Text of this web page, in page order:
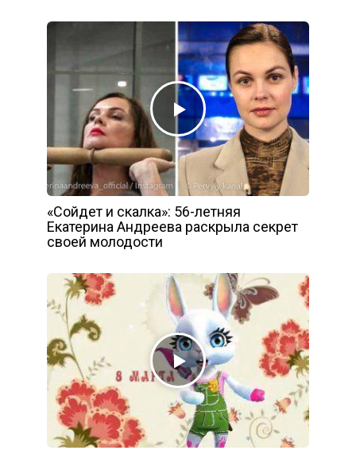
«Сойдет и скалка»: 56-летняя
Екатерина Андреева раскрыла секрет
своей молодости